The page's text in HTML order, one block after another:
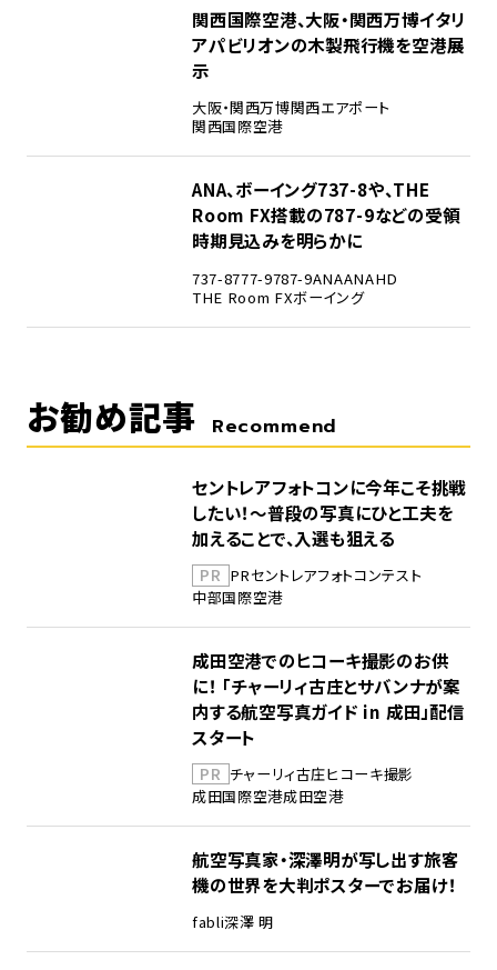
関西国際空港、大阪・関西万博イタリ
アパビリオンの木製飛行機を空港展
示
大阪・関西万博関西エアポート
関西国際空港
ANA、ボーイング737-8や、THE
Room FX搭載の787-9などの受領
時期見込みを明らかに
737-8777-9787-9ANAANAHD
THE Room FXボーイング
お勧め記事 Recommend
セントレアフォトコンに今年こそ挑戦
したい！～普段の写真にひと工夫を
加えることで、入選も狙える
PR PRセントレアフォトコンテスト
中部国際空港
成田空港でのヒコーキ撮影のお供
に！ 「チャーリィ古庄とサバンナが案
内する航空写真ガイド in 成田」配信
スタート
PR チャーリィ古庄ヒコーキ撮影
成田国際空港成田空港
航空写真家・深澤明が写し出す旅客
機の世界を大判ポスターでお届け！
fabli深澤 明